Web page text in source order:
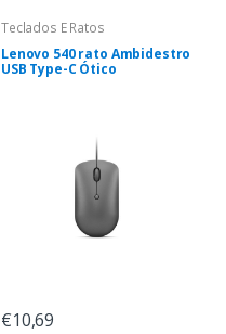
Teclados E Ratos
Lenovo 540 rato Ambidestro
USB Type-C Ótico
€10,69